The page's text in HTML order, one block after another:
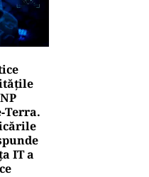
IT a